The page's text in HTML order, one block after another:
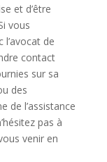
et d’être
vous
de
contact
sur sa
des
de l’assistance
pas à
venir en